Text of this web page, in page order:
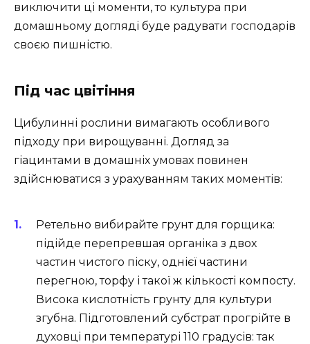
виключити ці моменти, то культура при
домашньому догляді буде радувати господарів
своєю пишністю.
Під час цвітіння
Цибулинні рослини вимагають особливого
підходу при вирощуванні. Догляд за
гіацинтами в домашніх умовах повинен
здійснюватися з урахуванням таких моментів:
Ретельно вибирайте грунт для горщика:
підійде перепревшая органіка з двох
частин чистого піску, однієї частини
перегною, торфу і такої ж кількості компосту.
Висока кислотність грунту для культури
згубна. Підготовлений субстрат прогрійте в
духовці при температурі 110 градусів: так